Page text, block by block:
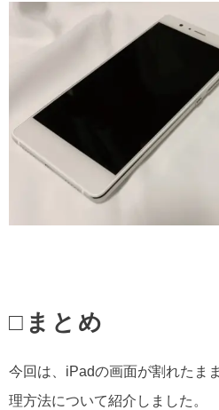
□まとめ
今回は、iPadの画面が割れたま
理方法について紹介しました。